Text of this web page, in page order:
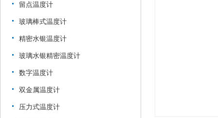
留点温度计
玻璃棒式温度计
精密水银温度计
玻璃水银精密温度计
数字温度计
双金属温度计
压力式温度计